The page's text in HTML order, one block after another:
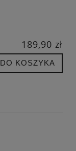
189,90 zł
DO KOSZYKA